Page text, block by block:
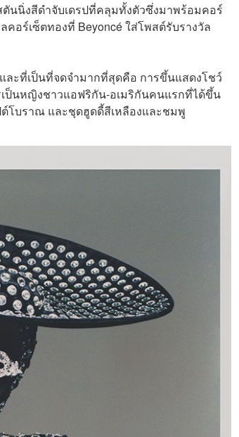
นนิ่งสีดำจับเดรปที่คลุมทั้งตัวซึ่งมาพร้อมคอร์
อร์เซ็ตทองที่ Beyoncé ใส่โพสต์รับรางวัล
ละที่เป็นที่จดจำมากที่สุดคือ การขึ้นแสดงโชว์
เป็นหญิงชาวแอฟริกัน-อเมริกันคนแรกที่ได้ขึ้น
ต์โบราณ และชุดฮูดดี้สีเหลืองและชมพู